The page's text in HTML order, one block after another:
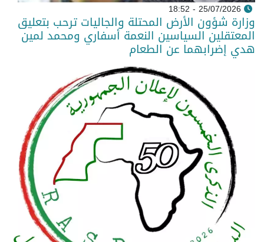
25/07/2026 - 18:52
وزارة شؤون الأرض المحتلة والجاليات ترحب بتعليق
المعتقلين السياسين النعمة أسفاري ومحمد لمين
هدي إضرابهما عن الطعام